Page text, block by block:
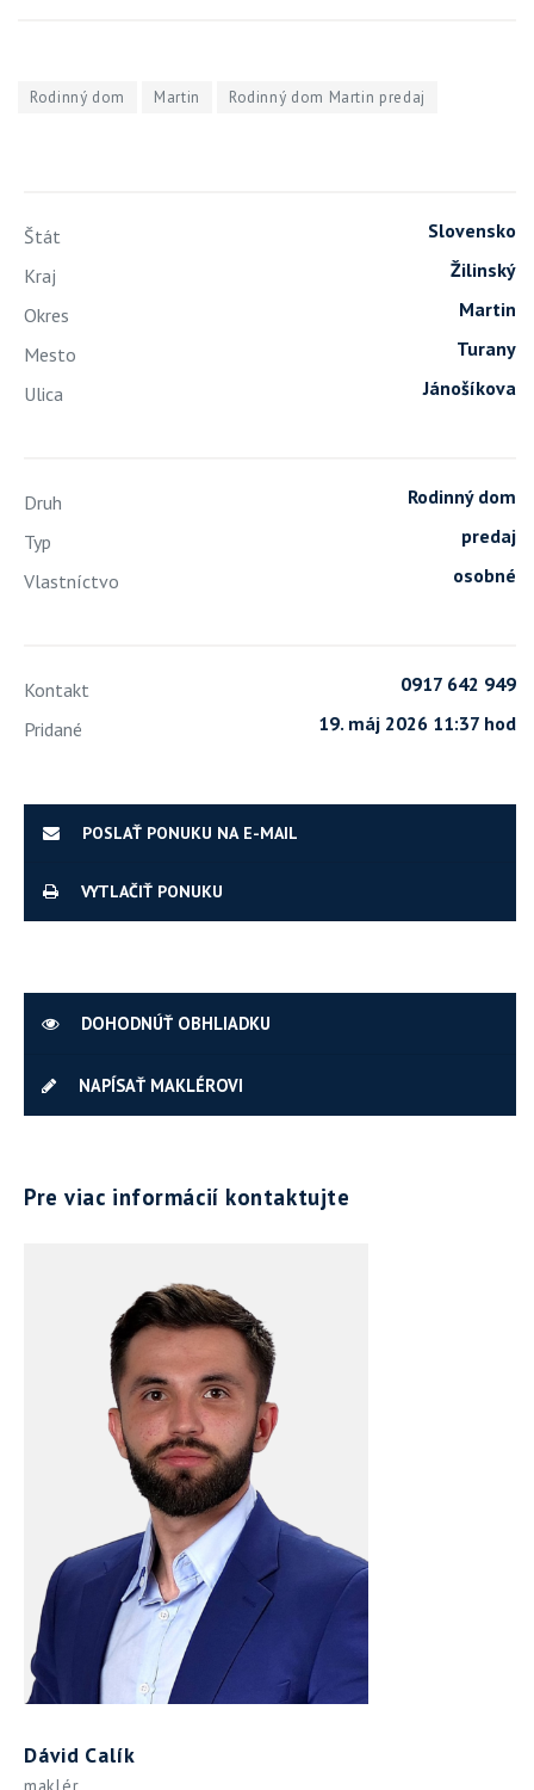
Rodinný dom Martin Rodinný dom Martin predaj
Štát
Slovensko
Kraj
Žilinský
Okres
Martin
Mesto
Turany
Ulica
Jánošíkova
Druh
Rodinný dom
Typ
predaj
Vlastníctvo
osobné
Kontakt
0917 642 949
Pridané
19. máj 2026 11:37 hod
POSLAŤ PONUKU NA E-MAIL
VYTLAČIŤ PONUKU
DOHODNÚŤ OBHLIADKU
NAPÍSAŤ MAKLÉROVI
Pre viac informácií kontaktujte
Dávid Calík